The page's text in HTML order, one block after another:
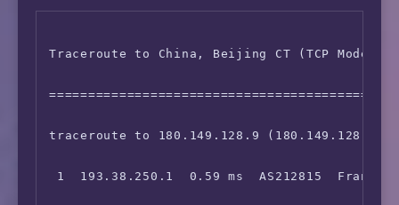
6  62.115.114.99  10.38 ms  AS1299
7  62.115.124.119  10.44 ms  AS1299
8  *
9  *
10  219.158.8.141  205.04 ms  AS4837  China,
Traceroute to China, Beijing CT (TCP Mode,
traceroute to 180.149.128.9 (180.149.128.9),
1  193.38.250.1  0.59 ms  AS212815